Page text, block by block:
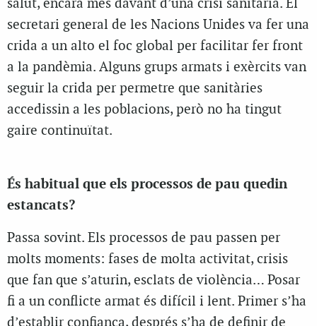
salut, encara més davant d’una crisi sanitària. El
secretari general de les Nacions Unides va fer una
crida a un alto el foc global per facilitar fer front
a la pandèmia. Alguns grups armats i exèrcits van
seguir la crida per permetre que sanitàries
accedissin a les poblacions, però no ha tingut
gaire continuïtat.
És habitual que els processos de pau quedin
estancats?
Passa sovint. Els processos de pau passen per
molts moments: fases de molta activitat, crisis
que fan que s’aturin, esclats de violència… Posar
fi a un conflicte armat és difícil i lent. Primer s’ha
d’establir confiança, després s’ha de definir de